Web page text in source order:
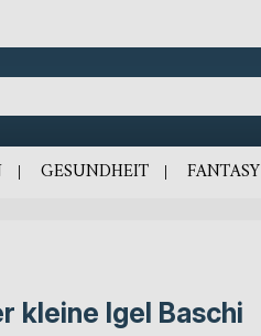
GESUNDHEIT FANTASY
kleine Igel Baschi